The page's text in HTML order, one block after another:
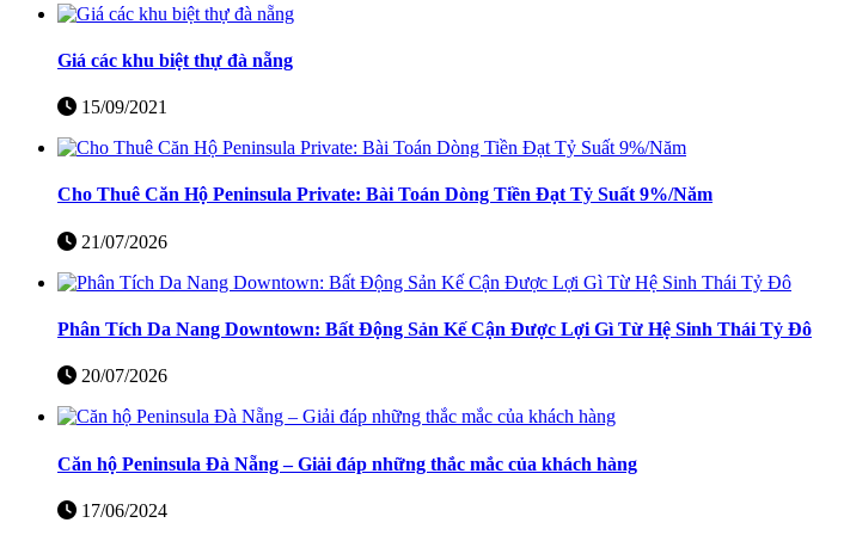
Giá các khu biệt thự đà nẵng
15/09/2021
Cho Thuê Căn Hộ Peninsula Private: Bài Toán Dòng Tiền Đạt Tỷ Suất 9%/Năm
21/07/2026
Phân Tích Da Nang Downtown: Bất Động Sản Kế Cận Được Lợi Gì Từ Hệ Sinh Thái Tỷ Đô
20/07/2026
Căn hộ Peninsula Đà Nẵng – Giải đáp những thắc mắc của khách hàng
17/06/2024